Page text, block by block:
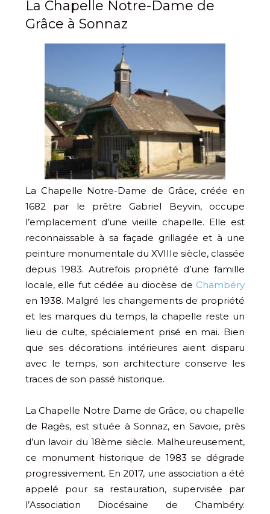
La Chapelle Notre-Dame de
Grâce à Sonnaz
La Chapelle Notre-Dame de Grâce, créée en
1682 par le prêtre Gabriel Beyvin, occupe
l’emplacement d’une vieille chapelle. Elle est
reconnaissable à sa façade grillagée et à une
peinture monumentale du XVIIIe siècle, classée
depuis 1983. Autrefois propriété d’une famille
locale, elle fut cédée au diocèse de Chambéry
en 1938. Malgré les changements de propriété
et les marques du temps, la chapelle reste un
lieu de culte, spécialement prisé en mai. Bien
que ses décorations intérieures aient disparu
avec le temps, son architecture conserve les
traces de son passé historique.
La Chapelle Notre Dame de Grâce, ou chapelle
de Ragès, est située à Sonnaz, en Savoie, près
d’un lavoir du 18ème siècle. Malheureusement,
ce monument historique de 1983 se dégrade
progressivement. En 2017, une association a été
appelé pour sa restauration, supervisée par
l’Association Diocésaine de Chambéry.